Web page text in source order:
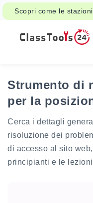
Scopri come le
interattive possono
classe e la revisione.
Strumento di
per la
Cerca i dettagli
risoluzione dei
di accesso al sito
principianti e le